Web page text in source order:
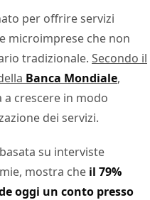
per offrire servizi
microimprese che non
tradizionale. Secondo il
Banca Mondiale,
crescere in modo
dei servizi.
su interviste
mostra che il 79%
oggi un conto presso